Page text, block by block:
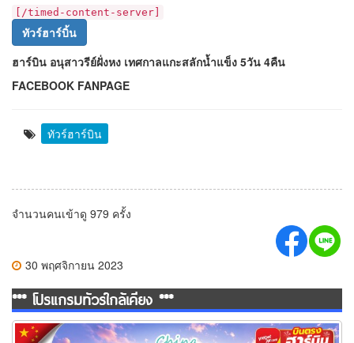
[/timed-content-server]
ทัวร์ฮาร์บิ้น
ฮาร์บิน อนุสาวรีย์ฝั่งหง เทศกาลแกะสลักน้ำแข็ง 5วัน 4คืน
FACEBOOK FANPAGE
ทัวร์ฮาร์บิน
จำนวนคนเข้าดู 979 ครั้ง
30 พฤศจิกายน 2023
*** โปรแกรมทัวร์ใกล้เคียง ***
ทัวร์จีน โรแมนติกฮาร์บิน ดินแดนหิมะ 7 วัน 5 คืน